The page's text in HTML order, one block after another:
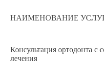
НАИМЕНОВАНИЕ
Консультация ортодонта с
лечения